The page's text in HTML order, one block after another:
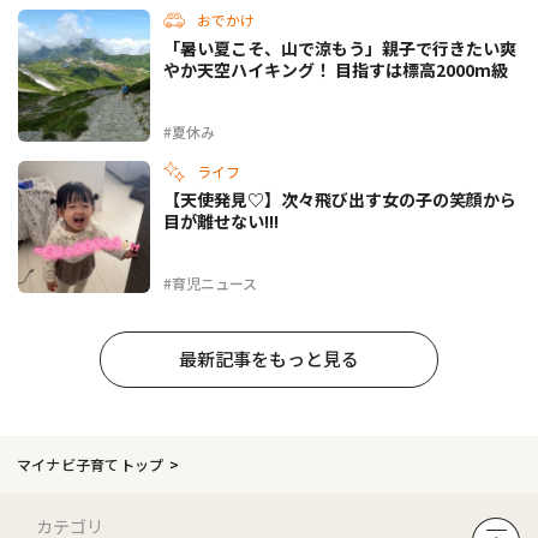
おでかけ
#夏休み
「暑い夏こそ、山で涼もう」親子で行きたい爽
やか天空ハイキング！ 目指すは標高2000m級
ライフ
#育児ニュース
【天使発見♡】次々飛び出す女の子の笑顔から
目が離せない!!!
最新記事をもっと見る
マイナビ子育てトップ
カテゴリ